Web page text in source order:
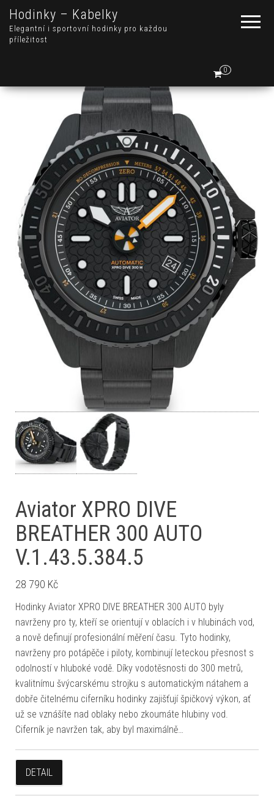
Hodinky – Kabelky
Elegantní i sportovní hodinky pro každou
příležitost
0
Aviator XPRO DIVE
BREATHER 300 AUTO
V.1.43.5.384.5
28 790 Kč
Hodinky Aviator XPRO DIVE BREATHER 300 AUTO byly
navrženy pro ty, kteří se orientují v oblacích i v hlubinách vod,
a nově definují profesionální měření času. Tyto hodinky,
navrženy pro potápěče i piloty, kombinují leteckou přesnost s
odolností v hluboké vodě. Díky vodotěsnosti do 300 metrů,
kvalitnímu švýcarskému strojku s automatickým nátahem a
dobře čitelnému ciferníku hodinky zajišťují špičkový výkon, ať
už se vznášíte nad oblaky nebo zkoumáte hlubiny vod.
Ciferník je navržen tak, aby byl maximálně…
DETAIL